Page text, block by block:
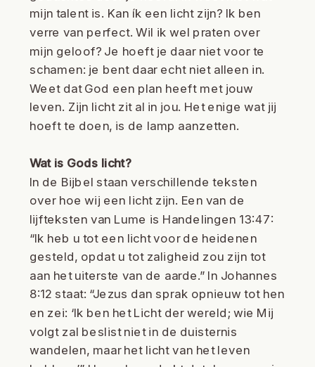
mijn talent is. Kan ík een licht zijn? Ik ben
verre van perfect. Wil ik wel praten over
mijn geloof? Je hoeft je daar niet voor te
schamen: je bent daar echt niet alleen in.
Weet dat God een plan heeft met jouw
leven. Zijn licht zit al in jou. Het enige wat jij
hoeft te doen, is de lamp aanzetten.
Wat is Gods licht?
In de Bijbel staan verschillende teksten
over hoe wij een licht zijn. Een van de
lijfteksten van Lume is Handelingen 13:47:
“Ik heb u tot een licht voor de heidenen
gesteld, opdat u tot zaligheid zou zijn tot
aan het uiterste van de aarde.” In Johannes
8:12 staat: “Jezus dan sprak opnieuw tot hen
en zei: ‘Ik ben het Licht der wereld; wie Mij
volgt zal beslist niet in de duisternis
wandelen, maar het licht van het leven